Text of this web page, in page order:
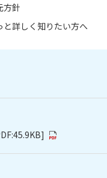
方針
と詳しく知りたい方へ